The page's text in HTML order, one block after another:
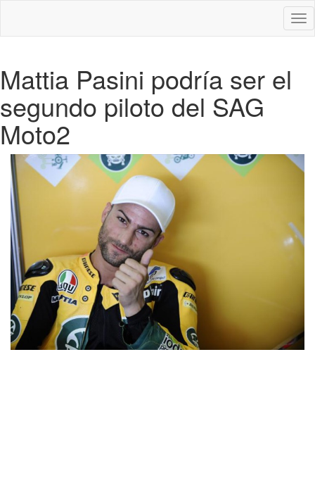
Mattia Pasini podría ser el
segundo piloto del SAG
Moto2